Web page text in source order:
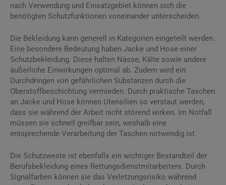
nach Verwendung und Einsatzgebiet können sich die
benötigten Schutzfunktionen voneinander unterscheiden.
Die Bekleidung kann generell in Kategorien eingeteilt werden.
Eine besondere Bedeutung haben Jacke und Hose einer
Schutzbekleidung. Diese halten Nässe, Kälte sowie andere
äußerliche Einwirkungen optimal ab. Zudem wird ein
Durchdringen von gefährlichen Substanzen durch die
Oberstoffbeschichtung vermieden. Durch praktische Taschen
an Jacke und Hose können Utensilien so verstaut werden,
dass sie während der Arbeit nicht störend wirken. Im Notfall
müssen sie schnell greifbar sein, weshalb eine
entsprechende Verarbeitung der Taschen notwendig ist.
Die Schutzweste ist ebenfalls ein wichtiger Bestandteil der
Berufsbekleidung eines Rettungsdienstmitarbeiters. Durch
Signalfarben können sie das Verletzungsrisiko während